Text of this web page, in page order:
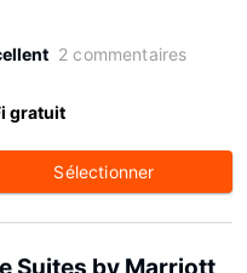
2 commentaires
gratuit
Sélectionner